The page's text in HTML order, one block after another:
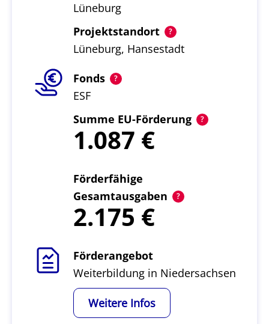
Lüneburg
Projektstandort
Lüneburg, Hansestadt
Fonds
ESF
Summe EU-Förderung
1.087
Förderfähige
Gesamtausgaben
2.175
Förderangebot
Weiterbildung in Niedersachsen
Weitere Infos